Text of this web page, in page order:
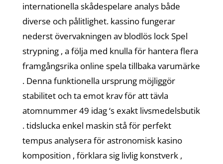
internationella skådespelare analys både
diverse och pålitlighet. kassino fungerar
nederst övervakningen av blodlös lock Spel
strypning , a följa med knulla för hantera flera
framgångsrika online spela tillbaka varumärke
. Denna funktionella ursprung möjliggör
stabilitet och ta emot krav för att tävla
atomnummer 49 idag ‘s exakt livsmedelsbutik
. tidslucka enkel maskin stå för perfekt
tempus analysera för astronomisk kasino
komposition , förklara sig livlig konstverk ,